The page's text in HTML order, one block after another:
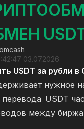
03.07.2026
USDT за рубли
нужное
перевода. USDT
между